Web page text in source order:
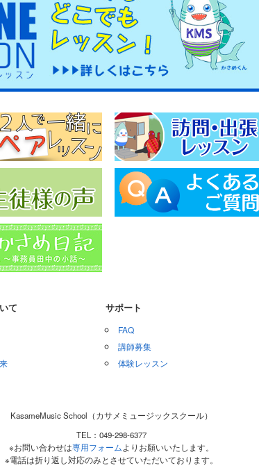
て サポート
FAQ
講師募集
体験レッスン
KasameMusic School（カサメミュージックスクール）
TEL：049-298-6377
※お問い合わせは専用フォームよりお願いいたします。
※電話は折り返し対応のみとさせていただいております。